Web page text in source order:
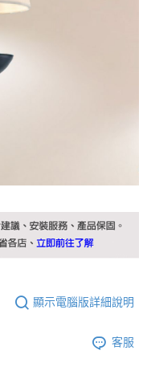
顯示電腦版詳細說明
客服